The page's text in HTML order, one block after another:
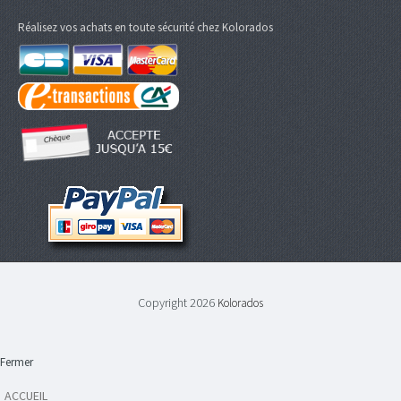
Réalisez vos achats en toute sécurité chez Kolorados
Copyright 2026 Kolorados
Fermer
ACCUEIL